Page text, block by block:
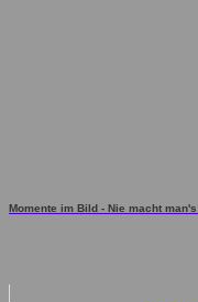
Momente im Bild - Nie macht man's